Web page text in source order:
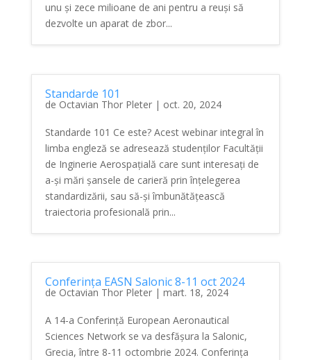
unu și zece milioane de ani pentru a reuși să
dezvolte un aparat de zbor...
Standarde 101
de Octavian Thor Pleter| oct. 20, 2024
Standarde 101 Ce este? Acest webinar integral în
limba engleză se adresează studenților Facultății
de Inginerie Aerospațială care sunt interesați de
a-și mări șansele de carieră prin înțelegerea
standardizării, sau să-și îmbunătățească
traiectoria profesională prin...
Conferința EASN Salonic 8-11 oct 2024
de Octavian Thor Pleter| mart. 18, 2024
A 14-a Conferință European Aeronautical
Sciences Network se va desfășura la Salonic,
Grecia, între 8-11 octombrie 2024. Conferința